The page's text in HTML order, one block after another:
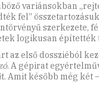
variánsokban
fel”
szerkezete,
logikusan építették
az első dossziéból
. A gépirat
t. Amit később még két